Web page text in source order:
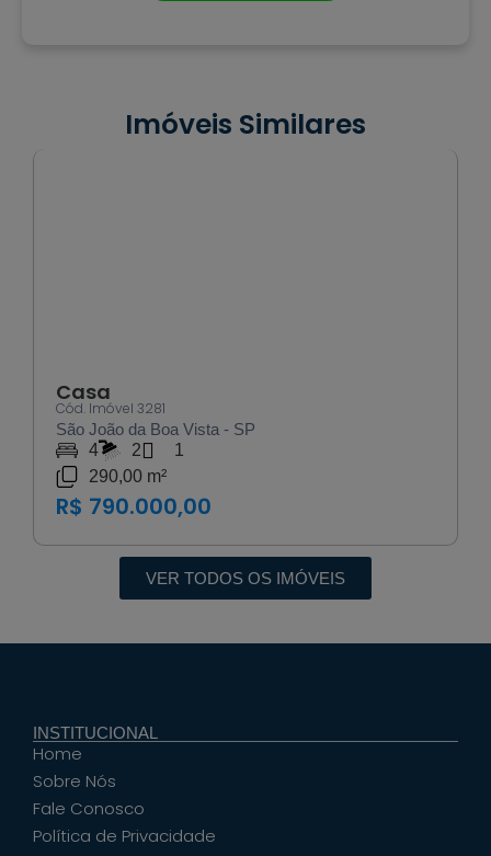
Imóveis Similares
Casa
Cód. Imóvel 3281
São João da Boa Vista - SP
4
2
1
290,00 m²
R$ 790.000,00
VER TODOS OS IMÓVEIS
INSTITUCIONAL
Home
Sobre Nós
Fale Conosco
Política de Privacidade